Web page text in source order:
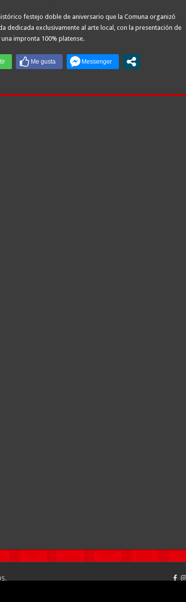
festejo doble de aniversario que la Comuna organizó
dedicada exclusivamente al arte local, con la presentación de
impronta 100% platense.